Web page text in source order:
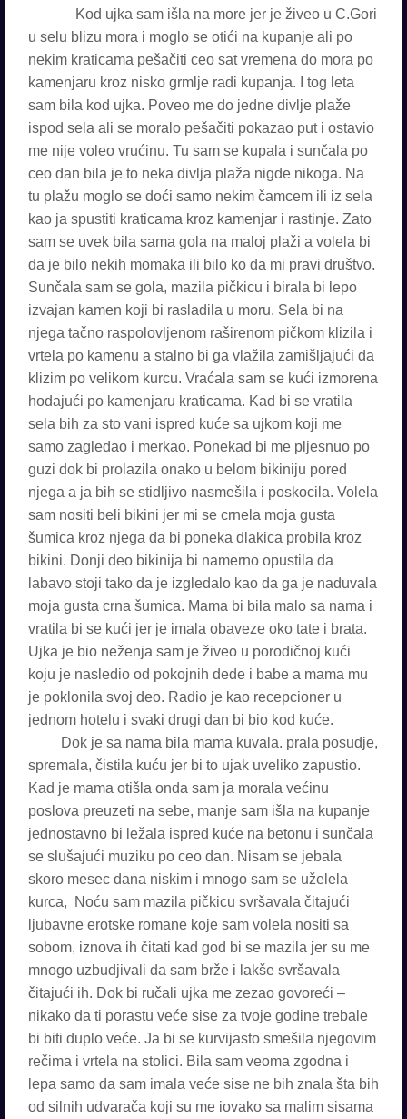
Kod ujka sam išla na more jer je živeo u C.Gori
u selu blizu mora i moglo se otići na kupanje ali po
nekim kraticama pešačiti ceo sat vremena do mora po
kamenjaru kroz nisko grmlje radi kupanja. I tog leta
sam bila kod ujka. Poveo me do jedne divlje plaže
ispod sela ali se moralo pešačiti pokazao put i ostavio
me nije voleo vrućinu. Tu sam se kupala i sunčala po
ceo dan bila je to neka divlja plaža nigde nikoga. Na
tu plažu moglo se doći samo nekim čamcem ili iz sela
kao ja spustiti kraticama kroz kamenjar i rastinje. Zato
sam se uvek bila sama gola na maloj plaži a volela bi
da je bilo nekih momaka ili bilo ko da mi pravi društvo.
Sunčala sam se gola, mazila pičkicu i birala bi lepo
izvajan kamen koji bi rasladila u moru. Sela bi na
njega tačno raspolovljenom raširenom pičkom klizila i
vrtela po kamenu a stalno bi ga vlažila zamišljajući da
klizim po velikom kurcu. Vraćala sam se kući izmorena
hodajući po kamenjaru kraticama. Kad bi se vratila
sela bih za sto vani ispred kuće sa ujkom koji me
samo zagledao i merkao. Ponekad bi me pljesnuo po
guzi dok bi prolazila onako u belom bikiniju pored
njega a ja bih se stidljivo nasmešila i poskocila. Volela
sam nositi beli bikini jer mi se crnela moja gusta
šumica kroz njega da bi poneka dlakica probila kroz
bikini. Donji deo bikinija bi namerno opustila da
labavo stoji tako da je izgledalo kao da ga je naduvala
moja gusta crna šumica. Mama bi bila malo sa nama i
vratila bi se kući jer je imala obaveze oko tate i brata.
Ujka je bio neženja sam je živeo u porodičnoj kući
koju je nasledio od pokojnih dede i babe a mama mu
je poklonila svoj deo. Radio je kao recepcioner u
jednom hotelu i svaki drugi dan bi bio kod kuće.
Dok je sa nama bila mama kuvala. prala posudje,
spremala, čistila kuću jer bi to ujak uveliko zapustio.
Kad je mama otišla onda sam ja morala većinu
poslova preuzeti na sebe, manje sam išla na kupanje
jednostavno bi ležala ispred kuće na betonu i sunčala
se slušajući muziku po ceo dan. Nisam se jebala
skoro mesec dana niskim i mnogo sam se uželela
kurca, Noću sam mazila pičkicu svršavala čitajući
ljubavne erotske romane koje sam volela nositi sa
sobom, iznova ih čitati kad god bi se mazila jer su me
mnogo uzbudjivali da sam brže i lakše svršavala
čitajući ih. Dok bi ručali ujka me zezao govoreći –
nikako da ti porastu veće sise za tvoje godine trebale
bi biti duplo veće. Ja bi se kurvijasto smešila njegovim
rečima i vrtela na stolici. Bila sam veoma zgodna i
lepa samo da sam imala veće sise ne bih znala šta bih
od silnih udvarača koji su me iovako sa malim sisama